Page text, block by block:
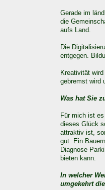
Gerade im
die
aufs Land.
Die
entgegen.
Kreativität
gebremst wird
Was hat Sie
Für mich ist
dieses Glück
attraktiv ist,
gut. Ein
Diagnose
bieten kann.
In welcher
umgekehrt